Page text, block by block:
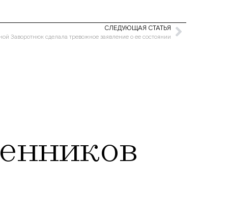
СЛЕДУЮЩАЯ СТАТЬЯ
Заворотнюк сделала тревожное заявление о ее состоянии